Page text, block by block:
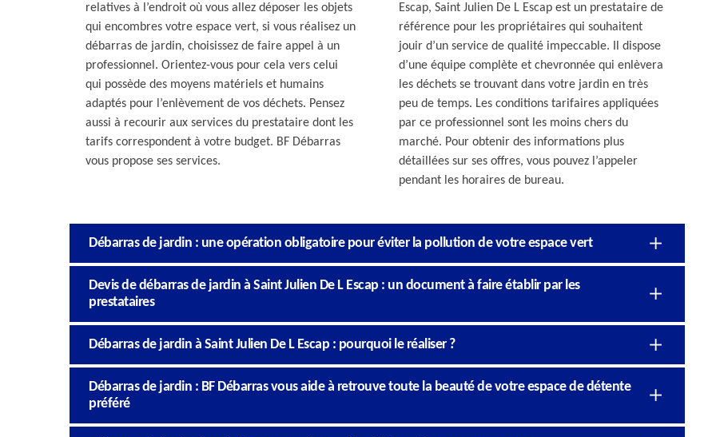
relatives à l’endroit où vous allez déposer les objets
qui encombres votre espace vert, si vous réalisez un
débarras de jardin, choisissez de faire appel à un
professionnel. Orientez-vous pour cela vers celui
qui possède des moyens matériels et humains
adaptés pour l’enlèvement de vos déchets. Pensez
aussi à recourir aux services du prestataire dont les
tarifs correspondent à votre budget. BF Débarras
vous propose ses services.
Escap, Saint Julien De L Escap est un prestataire de
référence pour les propriétaires qui souhaitent
jouir d’un service de qualité impeccable. Il dispose
d’une équipe complète et chevronnée qui enlèvera
les déchets se trouvant dans votre jardin en très
peu de temps. Les conditions tarifaires appliquées
par ce professionnel sont les moins chers du
marché. Pour obtenir des informations plus
détaillées sur ses offres, vous pouvez l’appeler
pendant les horaires de bureau.
Débarras de jardin : une opération obligatoire pour éviter la pollution de votre espace vert
Devis de débarras de jardin à Saint Julien De L Escap : un document à faire établir par les
prestataires
Débarras de jardin à Saint Julien De L Escap : pourquoi le réaliser ?
Débarras de jardin : BF Débarras vous aide à retrouve toute la beauté de votre espace de détente
préféré